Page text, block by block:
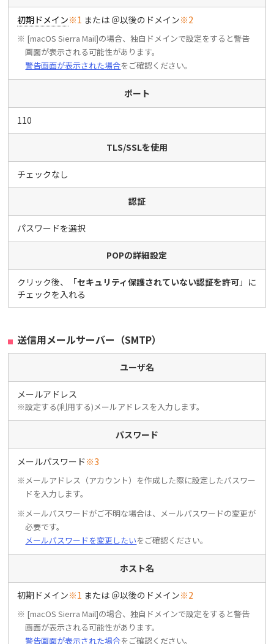
初期ドメイン※1 または ＠以後のドメイン※2
※ [macOS Sierra Mail]の場合、独自ドメインで設定をすると警告
画面が表示される可能性があります。
警告画面が表示された場合をご確認ください。
ポート
110
TLS/SSLを使用
チェックなし
認証
パスワードを選択
POPの詳細設定
クリック後、「セキュリティ保護されていない認証を許可 」に
チェックを入れる
送信用メールサーバー（SMTP）
ユーザ名
メールアドレス
※設定する(利用する)メールアドレスを入力します。
パスワード
メールパスワード ※3
※メールアドレス（アカウント）を作成した際に設定したパスワー
ドを入力します。
※メールパスワードがご不明な場合は、メールパスワードの変更が
必要です。
メールパスワードを変更したいをご確認ください。
ホスト名
初期ドメイン※1 または ＠以後のドメイン※2
※ [macOS Sierra Mail]の場合、独自ドメインで設定をすると警告
画面が表示される可能性があります。
警告画面が表示された場合をご確認ください。